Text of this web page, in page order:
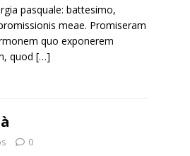
pasquale: battesimo,
meae. Promiseram
quo exponerem
quod […]
0